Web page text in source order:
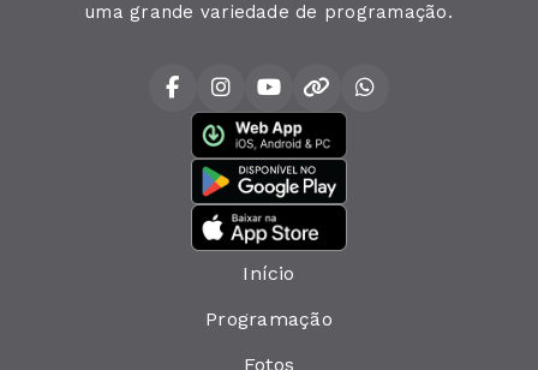
uma grande variedade de programação.
Início
Programação
Fotos